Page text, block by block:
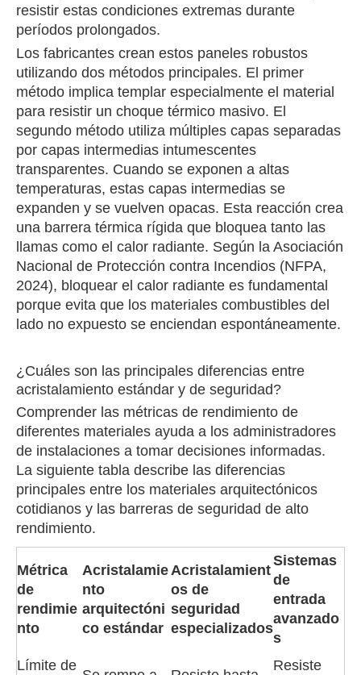
resistir estas condiciones extremas durante
períodos prolongados.
Los fabricantes crean estos paneles robustos
utilizando dos métodos principales. El primer
método implica templar especialmente el material
para resistir un choque térmico masivo. El
segundo método utiliza múltiples capas separadas
por capas intermedias intumescentes
transparentes. Cuando se exponen a altas
temperaturas, estas capas intermedias se
expanden y se vuelven opacas. Esta reacción crea
una barrera térmica rígida que bloquea tanto las
llamas como el calor radiante. Según la Asociación
Nacional de Protección contra Incendios (NFPA,
2024), bloquear el calor radiante es fundamental
porque evita que los materiales combustibles del
lado no expuesto se enciendan espontáneamente.
¿Cuáles son las principales diferencias entre
acristalamiento estándar y de seguridad?
Comprender las métricas de rendimiento de
diferentes materiales ayuda a los administradores
de instalaciones a tomar decisiones informadas.
La siguiente tabla describe las diferencias
principales entre los materiales arquitectónicos
cotidianos y las barreras de seguridad de alto
rendimiento.
Métrica
de
rendimie
nto
Acristalamie
nto
arquitectóni
co estándar
Acristalamient
os de
seguridad
especializados
Sistemas
de
entrada
avanzado
s
Límite de
Resiste